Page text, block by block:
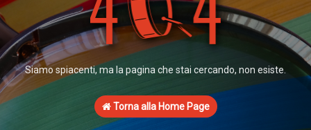
Siamo spiacenti, ma la pagina che stai cercando, non esiste.
Torna alla Home Page